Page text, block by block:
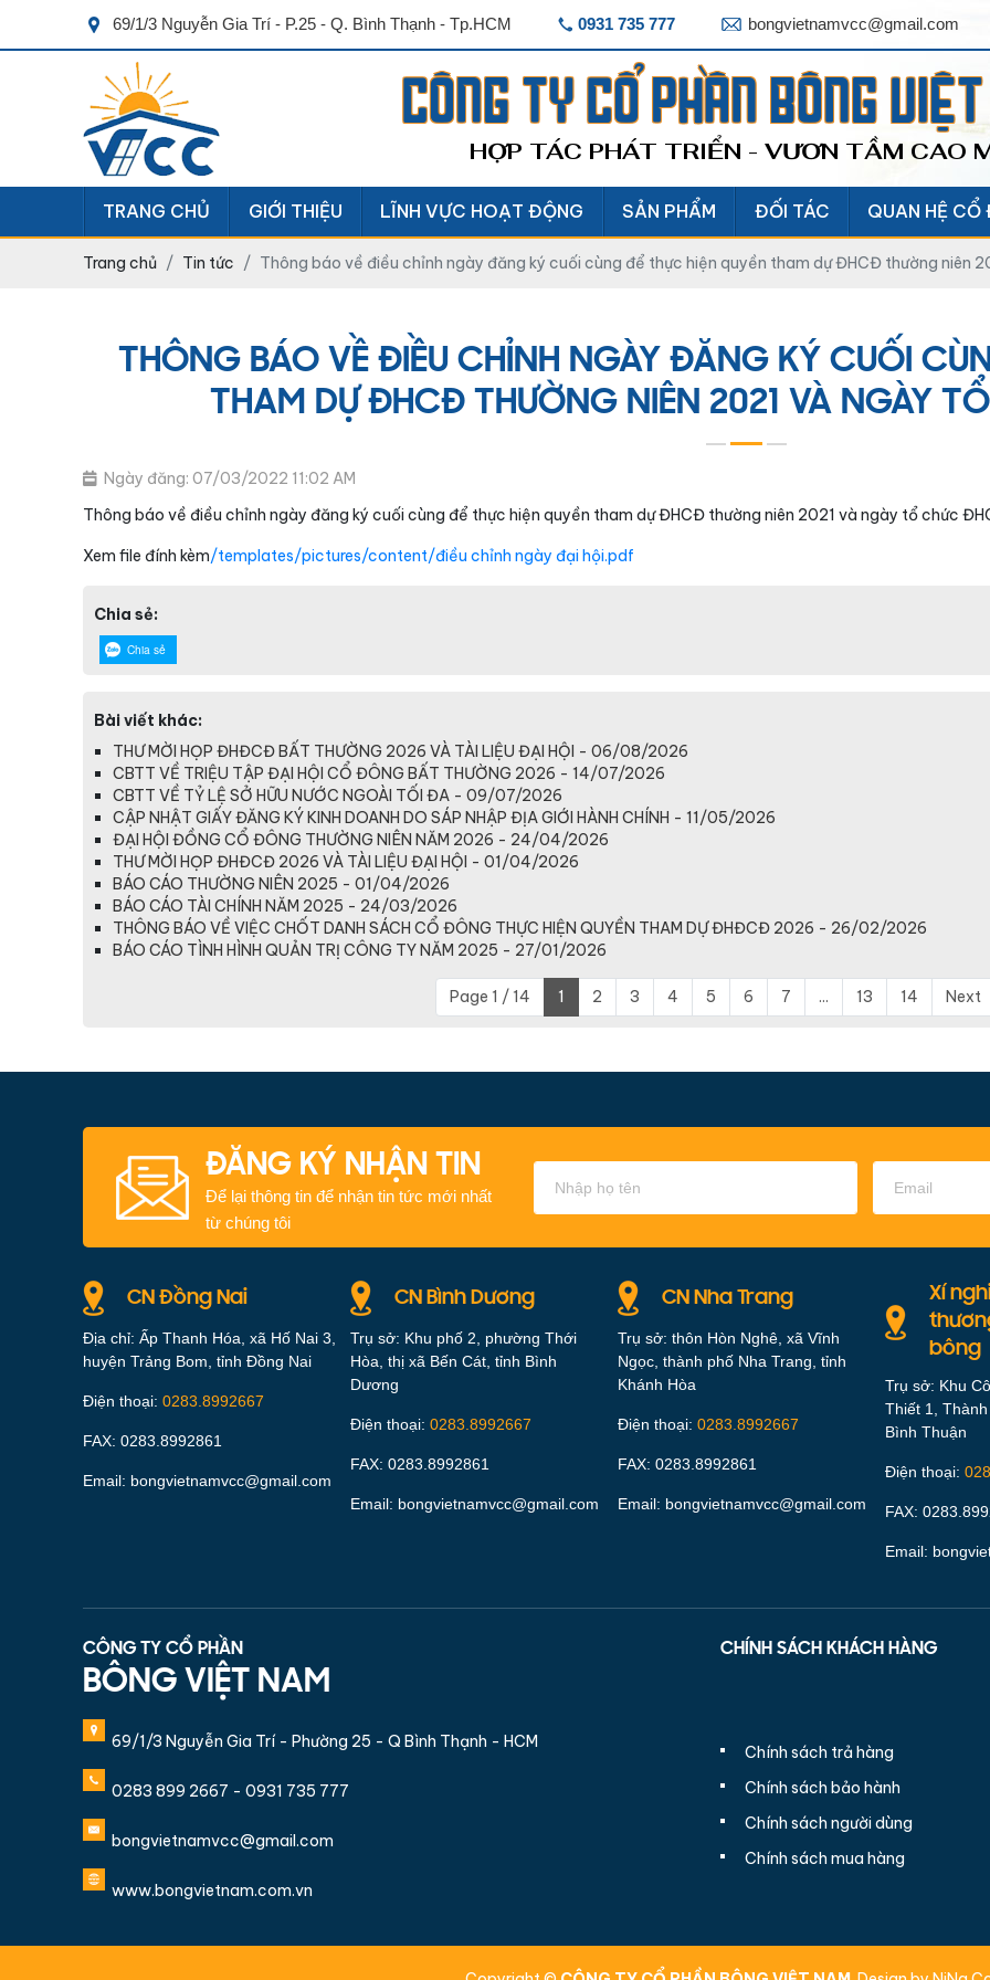
69/1/3 Nguyễn Gia Trí - P.25 - Q. Bình Thạnh - Tp.HCM 0931 735 777 bongvietnamvcc@gmail.com
CÔNG TY CỔ PHẦN BÔNG
HỢP TÁC PHÁT TRIỂN - VƯƠN TẦM CAO
TRANG CHỦ GIỚI THIỆU LĨNH VỰC HOẠT ĐỘNG SẢN PHẨM ĐỐI TÁC QUAN HỆ CỔ
Trang chủ Tin tức Thông báo về điều chỉnh ngày đăng ký cuối cùng để thực hiện quyền tham dự ĐHCĐ thường niên
THÔNG BÁO VỀ ĐIỀU CHỈNH NGÀY ĐĂNG KÝ CUỐI
THAM DỰ ĐHCĐ THƯỜNG NIÊN 2021 VÀ NGÀY
Ngày đăng: 07/03/2022 11:02 AM
Thông báo về điều chỉnh ngày đăng ký cuối cùng để thực hiện quyền tham dự ĐHCĐ thường niên 2021 và ngày tổ chức
Xem file đính kèm/templates/pictures/content/điều chỉnh ngày đại hội.pdf
Chia sẻ:
Chia sẻ
Bài viết khác:
THƯ MỜI HỌP ĐHĐCĐ BẤT THƯỜNG 2026 VÀ TÀI LIỆU ĐẠI HỘI - 06/08/2026
CBTT VỀ TRIỆU TẬP ĐẠI HỘI CỔ ĐÔNG BẤT THƯỜNG 2026 - 14/07/2026
CBTT VỀ TỶ LỆ SỞ HỮU NƯỚC NGOÀI TỐI ĐA - 09/07/2026
CẬP NHẬT GIẤY ĐĂNG KÝ KINH DOANH DO SÁP NHẬP ĐỊA GIỚI HÀNH CHÍNH - 11/05/2026
ĐẠI HỘI ĐỒNG CỔ ĐÔNG THƯỜNG NIÊN NĂM 2026 - 24/04/2026
THƯ MỜI HỌP ĐHĐCĐ 2026 VÀ TÀI LIỆU ĐẠI HỘI - 01/04/2026
BÁO CÁO THƯỜNG NIÊN 2025 - 01/04/2026
BÁO CÁO TÀI CHÍNH NĂM 2025 - 24/03/2026
THÔNG BÁO VỀ VIỆC CHỐT DANH SÁCH CỔ ĐÔNG THỰC HIỆN QUYỀN THAM DỰ ĐHĐCĐ 2026 - 26/02/2026
BÁO CÁO TÌNH HÌNH QUẢN TRỊ CÔNG TY NĂM 2025 - 27/01/2026
Page 1 / 14 1 2 3 4 5 6 7 ... 13 14 Next
ĐĂNG KÝ NHẬN TIN
Để lại thông tin để nhận tin tức mới nhất
từ chúng tôi
CN Đồng Nai
Địa chỉ: Ấp Thanh Hóa, xã Hố Nai 3,
huyện Trảng Bom, tỉnh Đồng Nai
Điện thoại: 0283.8992667
FAX: 0283.8992861
Email: bongvietnamvcc@gmail.com
CN Bình Dương
Trụ sở: Khu phố 2, phường Thới
Hòa, thị xã Bến Cát, tỉnh Bình
Dương
Điện thoại: 0283.8992667
FAX: 0283.8992861
Email: bongvietnamvcc@gmail.com
CN Nha Trang
Trụ sở: thôn Hòn Nghê, xã Vĩnh
Ngọc, thành phố Nha Trang, tỉnh
Khánh Hòa
Điện thoại: 0283.8992667
FAX: 0283.8992861
Email: bongvietnamvcc@gmail.com
Xí
bông
Trụ sở: Khu
Thiết 1,
Bình Thuận
Điện thoại:
FAX:
Email:
CÔNG TY CỔ PHẦN
BÔNG VIỆT NAM
69/1/3 Nguyễn Gia Trí - Phường 25 - Q Bình Thạnh - HCM
0283 899 2667 - 0931 735 777
bongvietnamvcc@gmail.com
www.bongvietnam.com.vn
CHÍNH SÁCH KHÁCH HÀNG
Chính sách trả hàng
Chính sách bảo hành
Chính sách người dùng
Chính sách mua hàng